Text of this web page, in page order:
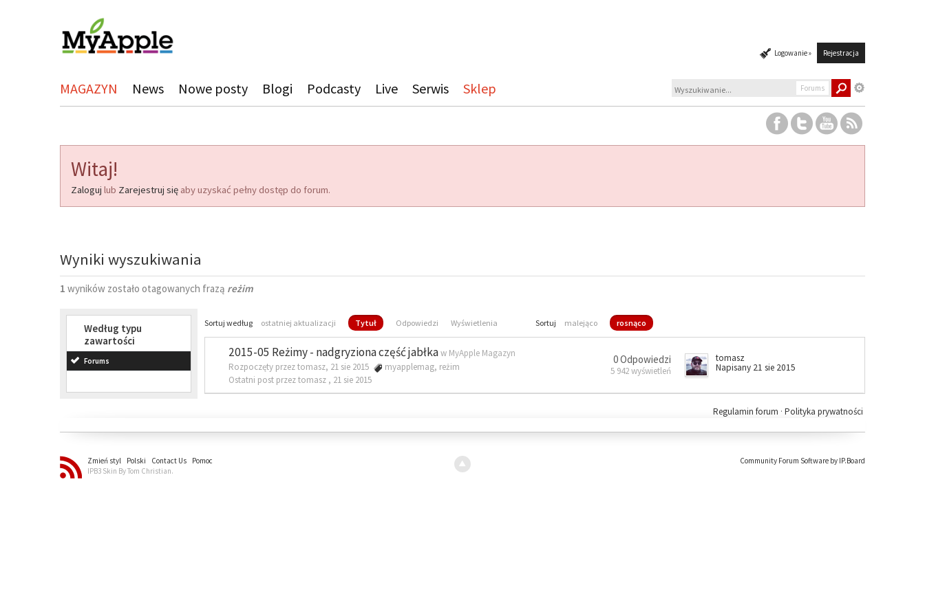
Logowanie » Rejestracja
MAGAZYN News Nowe posty Blogi Podcasty Live Serwis Sklep Forums
Witaj!
Zaloguj lub Zarejestruj się aby uzyskać pełny dostęp do forum.
Wyniki wyszukiwania
1 wyników zostało otagowanych frazą reżim
Według typu
zawartości
Forums
Sortuj według ostatniej aktualizacji Tytuł Odpowiedzi Wyświetlenia Sortuj malejąco rosnąco
2015-05 Reżimy - nadgryziona część jabłkaw MyApple Magazyn
Rozpoczęty przez tomasz, 21 sie 2015
myapplemag, reżim
Ostatni post przez tomasz , 21 sie 2015
0 Odpowiedzi
5 942 wyświetleń
tomasz
Napisany 21 sie 2015
Polityka prywatności
Regulamin forum ·
Zmień styl Polski Contact Us
Pomoc
IPB3 Skin By Tom Christian.
Community Forum Software by IP.Board